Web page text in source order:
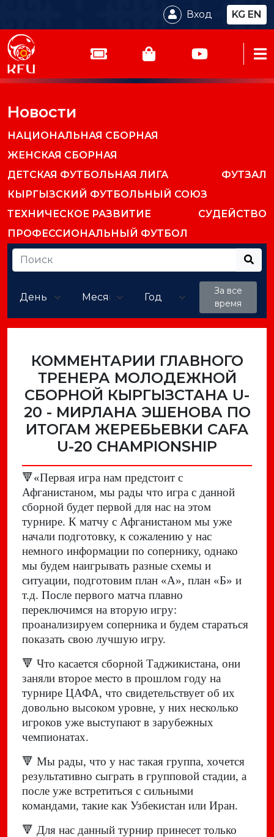
Вход KG EN
Новости
НАЦИОНАЛЬНАЯ СБОРНАЯ
ЖЕНСКАЯ СБОРНАЯ
ДЕТСКАЯ ФУТБОЛЬНАЯ ЛИГА
ФУТЗАЛ
КЫРГЫЗСКИЙ ФУТБОЛЬНЫЙ СОЮЗ
ТЕХНИЧЕСКОЕ РАЗВИТИЕ
СУДЕЙСТВО
ПРОФЕССИОНАЛЬНЫЙ ФУТБОЛ
За все
время
КОММЕНТАРИИ ГЛАВНОГО
ТРЕНЕРА МОЛОДЕЖНОЙ
СБОРНОЙ КЫРГЫЗСТАНА U-
20 - МИРЛАНА ЭШЕНОВА ПО
ИТОГАМ ЖЕРЕБЬЕВКИ CAFA
U-20 CHAMPIONSHIP
🔻«Первая игра нам предстоит с
Афганистаном, мы рады что игра с данной
сборной будет первой для нас на этом
турнире. К матчу с Афганистаном мы уже
начали подготовку, к сожалению у нас
немного информации по сопернику, однако
мы будем наигрывать разные схемы и
ситуации, подготовим план «А», план «Б» и
т.д. После первого матча плавно
переключимся на вторую игру:
проанализируем соперника и будем стараться
показать свою лучшую игру.
🔻 Что касается сборной Таджикистана, они
заняли второе место в прошлом году на
турнире ЦАФА, что свидетельствует об их
довольно высоком уровне, у них несколько
игроков уже выступают в зарубежных
чемпионатах.
🔻 Мы рады, что у нас такая группа, хочется
результативно сыграть в групповой стадии, а
после уже встретиться с сильными
командами, такие как Узбекистан или Иран.
🔻 Для нас данный турнир принесет только